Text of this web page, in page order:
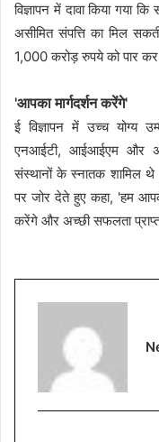
विज्ञापन में दावा किया
असीमित संपत्ति का मिल
1,000 करोड़ रुपये को पार
'आपका मार्गदर्शन करेंगे'
ई विज्ञापन में उच्च योग्य
एनआईटी, आईआईएम और अन्य
संस्थानों के स्नातक शामिल
पर जोर देते हुए कहा, 'हम
करेंगे और अच्छी सफलता